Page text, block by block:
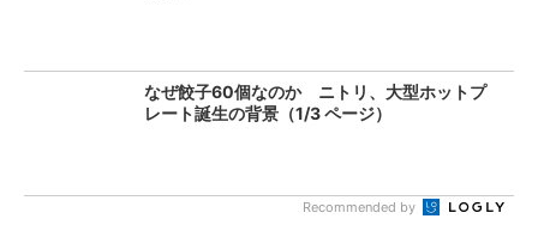
なぜ餃子60個なのか ニトリ、大型ホットプ
レート誕生の背景（1/3 ページ）
Recommended by